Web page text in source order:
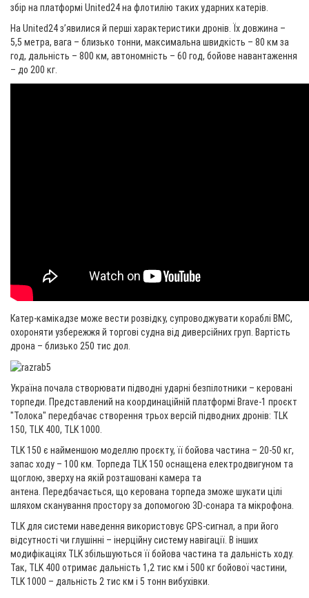
збір на платформі United24 на флотилію таких ударних катерів.
На United24 зʼявилися й перші характеристики дронів. Їх довжина –
5,5 метра, вага – близько тонни, максимальна швидкість – 80 км за
год, дальність – 800 км, автономність – 60 год, бойове навантаження
– до 200 кг.
Катер-камікадзе може вести розвідку, супроводжувати кораблі ВМС,
охороняти узбережжя й торгові судна від диверсійних груп. Вартість
дрона – близько 250 тис дол.
Україна почала створювати підводні ударні безпілотники – керовані
торпеди. Представлений на координаційній платформі Brave-1 проєкт
"Толока" передбачає створення трьох версій підводних дронів: TLK
150, TLK 400, TLK 1000.
TLK 150 є найменшою моделлю проєкту, її бойова частина – 20-50 кг,
запас ходу – 100 км. Торпеда TLK 150 оснащена електродвигуном та
щоглою, зверху на якій розташовані камера та
антена. Передбачається, що керована торпеда зможе шукати цілі
шляхом сканування простору за допомогою 3D-сонара та мікрофона.
TLK для системи наведення використовує GPS-сигнал, а при його
відсутності чи глушінні – інерційну систему навігації. В інших
модифікаціях TLK збільшуються її бойова частина та дальність ходу.
Так, TLK 400 отримає дальність 1,2 тис км і 500 кг бойової частини,
TLK 1000 – дальність 2 тис км і 5 тонн вибухівки.